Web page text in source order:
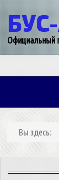
БУС-
Официальный
Вы здесь: